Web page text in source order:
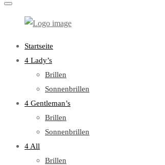
Primary
Menu
Startseite
4 Lady’s
Brillen
Sonnenbrillen
4 Gentleman’s
Brillen
Sonnenbrillen
4 All
Brillen